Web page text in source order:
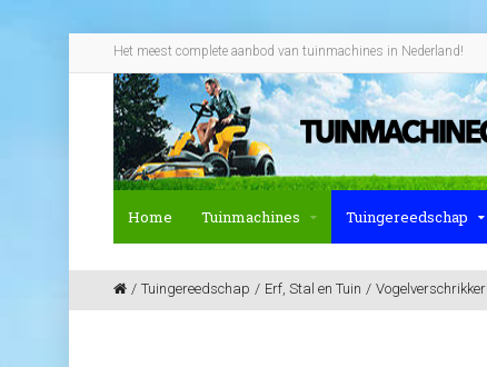
Het meest complete aanbod van tuinmachines in Nederland!
Home Tuinmachines Tuingereedschap
Tuingereedschap Erf, Stal en Tuin Vogelverschrikker